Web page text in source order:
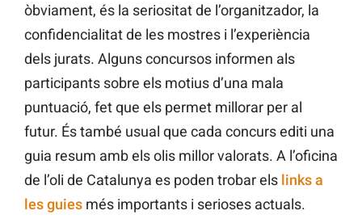
òbviament, és la seriositat de l’organitzador, la
confidencialitat de les mostres i l’experiència
dels jurats. Alguns concursos informen als
participants sobre els motius d’una mala
puntuació, fet que els permet millorar per al
futur. És també usual que cada concurs editi una
guia resum amb els olis millor valorats. A l’oficina
de l’oli de Catalunya es poden trobar els links a
les guies més importants i serioses actuals.